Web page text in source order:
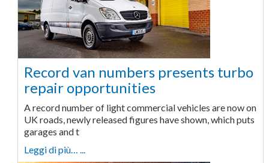
Record van numbers presents turbo
repair opportunities
A record number of light commercial vehicles are now on
UK roads, newly released figures have shown, which puts
garages and t
Leggi di più… ...